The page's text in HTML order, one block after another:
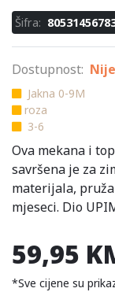
Šifra:
Dostupnost:
Jakna 0-9M
roza
3-6
Ova mekana i
savršena je za
materijala,
mjeseci. Dio
59,95
*Sve cijene su